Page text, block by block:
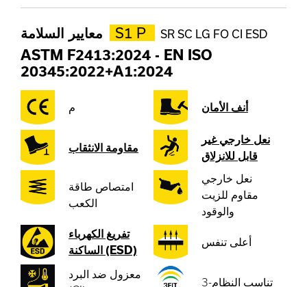
S1 P SR SC LG FO CI ESD
ASTM F2413:2024 - EN ISO
20345:2022+A1:2024
م أنف الأمان
مقاومة الانثقاب
نعل خارجي غير
قابل للانزلاق
امتصاص طاقة
الكعب
نعل خارجي
مقاوم للزيت
والوقود
تفريغ الكهرباء
الساكنة (ESD)
أعلى تنفس
معزول ضد البرد
3-تناسب النظام